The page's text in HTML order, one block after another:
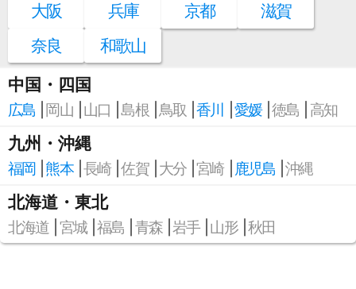
大阪 兵庫 京都
滋賀
奈良
和歌山
中国・四国
広島 岡山 山口 島根 鳥取 香川 愛媛 徳島 高知
九州・沖縄
福岡 熊本 長崎 佐賀 大分 宮崎 鹿児島 沖縄
北海道・東北
北海道 宮城 福島 青森 岩手 山形 秋田